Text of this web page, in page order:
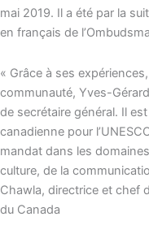
mai 2019. Il a été par la
en français de
« Grâce à ses
communauté, Yves-
de secrétaire général. Il
canadienne pour
mandat dans les
culture, de la
Chawla, directrice et chef
du Canada